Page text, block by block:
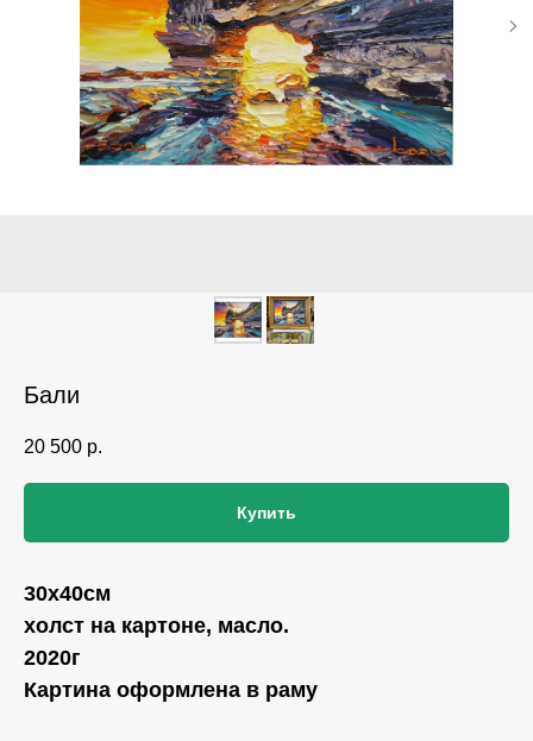
Бали
20 500 р.
Купить
30х40см
холст на картоне, масло.
2020г
Картина оформлена в раму